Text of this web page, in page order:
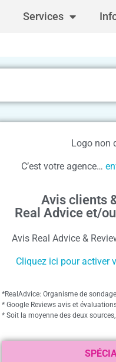
Services
Logo non
C’est votre agence…
Avis clients
Real Advice et/
Avis Real Advice &
Cliquez ici pour activer
*RealAdvice: Organisme de
* Google Reviews avis et
* Soit la moyenne des deux